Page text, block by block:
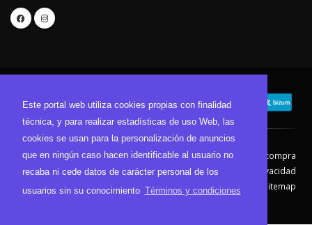
Este portal web utiliza cookies propias con finalidad
técnica, y para realizar estadísticas de uso Web, las
cookies se usan para la personalización de anuncios
que en ningún caso hacen identificable al usuario no
recaba ni cede datos de carácter personal de los
usuarios sin su conocimiento Términos y condiciones
Contacto Aviso Legal
Condiciones de compra
Política de envíos
Política de devolución
Política de Privacidad
Política de Cookies
Sitemap